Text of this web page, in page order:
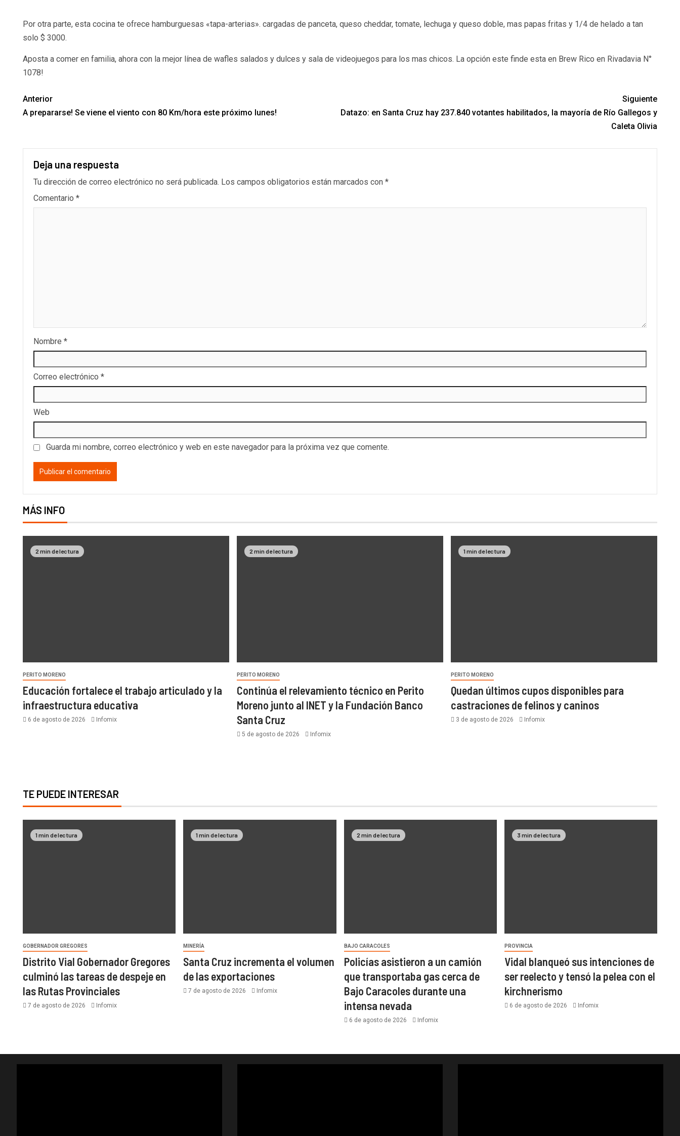
Por otra parte, esta cocina te ofrece hamburguesas «tapa-arterias». cargadas de panceta, queso cheddar, tomate, lechuga y queso doble, mas papas fritas y 1/4 de helado a tan
solo $ 3000.
Aposta a comer en familia, ahora con la mejor línea de wafles salados y dulces y sala de videojuegos para los mas chicos. La opción este finde esta en Brew Rico en Rivadavia N°
1078!
Anterior
A prepararse! Se viene el viento con 80 Km/hora este próximo lunes!
Siguiente
Datazo: en Santa Cruz hay 237.840 votantes habilitados, la mayoría de Río Gallegos y
Caleta Olivia
Deja una respuesta
Tu dirección de correo electrónico no será publicada. Los campos obligatorios están marcados con *
Comentario *
Nombre *
Correo electrónico *
Web
Guarda mi nombre, correo electrónico y web en este navegador para la próxima vez que comente.
MÁS INFO
2 min de lectura
PERITO MORENO
Educación fortalece el trabajo articulado y la
infraestructura educativa
6 de agosto de 2026 Infomix
2 min de lectura
PERITO MORENO
Continúa el relevamiento técnico en Perito
Moreno junto al INET y la Fundación Banco
Santa Cruz
5 de agosto de 2026 Infomix
1 min de lectura
PERITO MORENO
Quedan últimos cupos disponibles para
castraciones de felinos y caninos
3 de agosto de 2026 Infomix
TE PUEDE INTERESAR
1 min de lectura
GOBERNADOR GREGORES
Distrito Vial Gobernador Gregores
culminó las tareas de despeje en
las Rutas Provinciales
7 de agosto de 2026 Infomix
1 min de lectura
MINERÍA
Santa Cruz incrementa el volumen
de las exportaciones
7 de agosto de 2026 Infomix
2 min de lectura
BAJO CARACOLES
Policías asistieron a un camión
que transportaba gas cerca de
Bajo Caracoles durante una
intensa nevada
6 de agosto de 2026 Infomix
3 min de lectura
PROVINCIA
Vidal blanqueó sus intenciones de
ser reelecto y tensó la pelea con el
kirchnerismo
6 de agosto de 2026 Infomix